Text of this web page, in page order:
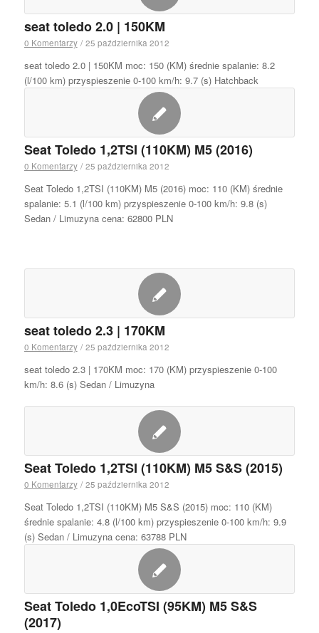
seat toledo 2.0 | 150KM
0 Komentarzy / 25 października 2012
seat toledo 2.0 | 150KM moc: 150 (KM) średnie spalanie: 8.2
(l/100 km) przyspieszenie 0-100 km/h: 9.7 (s) Hatchback
Seat Toledo 1,2TSI (110KM) M5 (2016)
0 Komentarzy / 25 października 2012
Seat Toledo 1,2TSI (110KM) M5 (2016) moc: 110 (KM) średnie
spalanie: 5.1 (l/100 km) przyspieszenie 0-100 km/h: 9.8 (s)
Sedan / Limuzyna cena: 62800 PLN
seat toledo 2.3 | 170KM
0 Komentarzy / 25 października 2012
seat toledo 2.3 | 170KM moc: 170 (KM) przyspieszenie 0-100
km/h: 8.6 (s) Sedan / Limuzyna
Seat Toledo 1,2TSI (110KM) M5 S&S (2015)
0 Komentarzy / 25 października 2012
Seat Toledo 1,2TSI (110KM) M5 S&S (2015) moc: 110 (KM)
średnie spalanie: 4.8 (l/100 km) przyspieszenie 0-100 km/h: 9.9
(s) Sedan / Limuzyna cena: 63788 PLN
Seat Toledo 1,0EcoTSI (95KM) M5 S&S
(2017)